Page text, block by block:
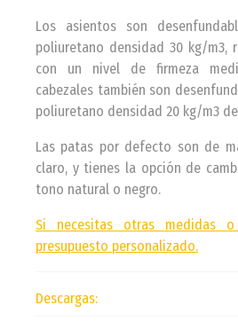
Los asientos son
poliuretano densidad 30 kg/m3,
con un nivel de firmeza
cabezales también son
poliuretano densidad 20 kg/m3
Las patas por defecto son de
claro, y tienes la opción de
tono natural o negro.
Si necesitas otras medidas
presupuesto personalizado.
Descargas: